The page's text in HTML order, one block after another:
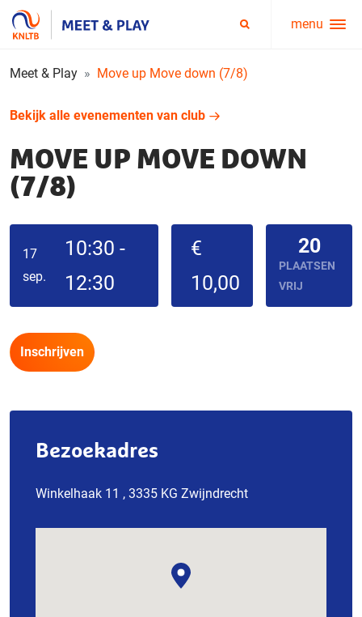
Service
menu
menu
Meet & Play Move up Move down (7/8)
Bekijk alle evenementen van club
MOVE UP MOVE DOWN
(7/8)
17
sep.
10:30 -
12:30
€
10,00
20
PLAATSEN
VRIJ
Inschrijven
Bezoekadres
Winkelhaak 11 , 3335 KG Zwijndrecht